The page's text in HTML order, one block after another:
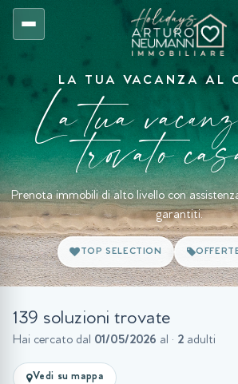
LA TUA VACANZA AL
La tuatrovato
Prenota immobili di alto livello con
garantiti.
TOP SELECTION
139 soluzioni trovate
Hai cercato dal 01/05/2026 al · 2 adulti
Vedi su mappa